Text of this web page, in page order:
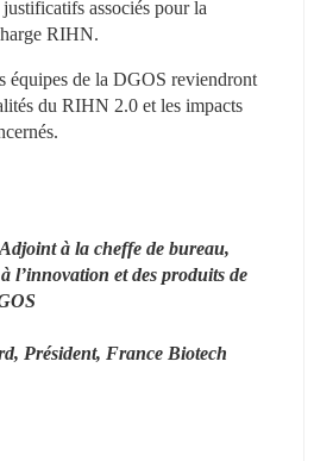
associés pour la
RIHN.
équipes de la DGOS reviendront
du RIHN 2.0 et les impacts
à la cheffe de bureau,
l’innovation et des produits de
Président, France Biotech